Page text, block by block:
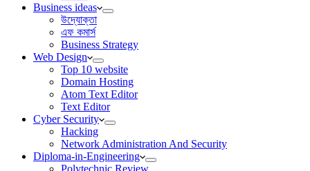
Business ideas
উদ্যোক্তা
এফ কমার্স
Business Strategy
Web Design
Top 10 website
Domain Hosting
Atom Text Editor
Text Editor
Cyber Security
Hacking
Network Administration And Security
Diploma-in-Engineering
Polytechnic Review